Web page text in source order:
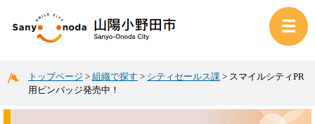
トップページ > 組織で探す > シティセールス課 > スマイルシティPR
用ピンバッジ発売中！